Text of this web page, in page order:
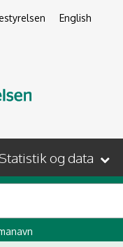
English
og data